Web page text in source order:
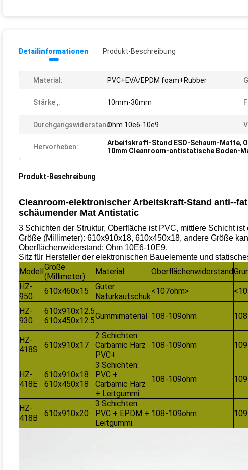
Detailinformationen Produkt-Beschreibung
Material: PVC+EVA/EPDM foam+Rubber
Stärke ‚: 10mm-30mm
Durchgangswiderstand:Ohm 10e6-10e9
Hervorheben: Arbeitskraft-Stand ESD-Schaum-Matte,
10mm Cleanroom-antistatische Boden-
Produkt-Beschreibung
Cleanroom-elektronischer Arbeitskraft-Stand anti--
schäumender Mat Antistatic
3 Schichten der Struktur, Oberfläche ist PVC, mittlere Schicht
Größe (Millimeter): 610x910x18, 610x450x18, andere Größe
Oberflächenwiderstand: Ohm 10E6-10E9.
Sitz für Hersteller der elektronischen Bauelemente und
ModellGröße
(Millimeter)
Material Oberflächenwiderstand
HZ-
950
610x460x15
Guter
Naturkautschuk
<107ohm>
HZ-
930
610x910x12.5
610x450x12.5Gummimaterial 108-109ohm
HZ-
418S
610x910x17
2 Schichten:
Carbamic Harz
PVC+
108-109ohm
HZ-
418E
610x910x18
610x450x18
3 Schichten:
PVC +
Carbamic Harz
+ Leitgummi.
108-109ohm
HZ-
418B
610x910x20
3 Schichten:
PVC + EPDM +
Leitgummi.
108-109ohm